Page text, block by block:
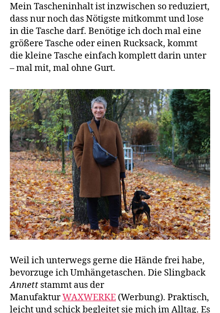
Mein Tascheninhalt ist inzwischen so reduziert,
dass nur noch das Nötigste mitkommt und lose
in die Tasche darf. Benötige ich doch mal eine
größere Tasche oder einen Rucksack, kommt
die kleine Tasche einfach komplett darin unter
– mal mit, mal ohne Gurt.
Weil ich unterwegs gerne die Hände frei habe,
bevorzuge ich Umhängetaschen. Die Slingback
Annett stammt aus der
ManufakturWAXWERKE (Werbung). Praktisch,
leicht und schick begleitet sie mich im Alltag. Es